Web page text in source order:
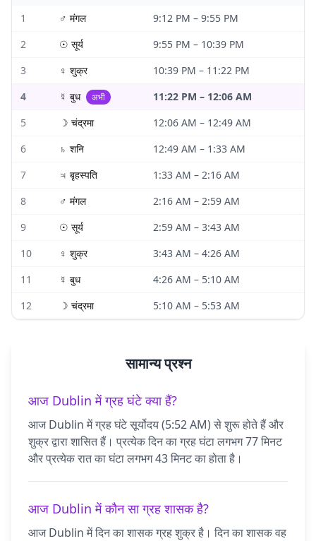
1 ♂ मंगल 9:12 PM – 9:55 PM
2
☉ सूर्य 9:55 PM – 10:39 PM
3
♀ शुक्र 10:39 PM – 11:22 PM
4
☿ बुध अभी 11:22 PM – 12:06 AM
5
☽ चंद्रमा 12:06 AM – 12:49 AM
6
♄ शनि 12:49 AM – 1:33 AM
7
♃ बृहस्पति 1:33 AM – 2:16 AM
8
♂ मंगल 2:16 AM – 2:59 AM
9
☉ सूर्य 2:59 AM – 3:43 AM
10
♀ शुक्र 3:43 AM – 4:26 AM
11
☿ बुध 4:26 AM – 5:10 AM
12
☽ चंद्रमा 5:10 AM – 5:53 AM
सामान्य प्रश्न
आज Dublin में ग्रह घंटे क्या हैं?
आज Dublin में ग्रह घंटे सूर्योदय (5:52 AM) से शुरू होते हैं और
शुक्र द्वारा शासित हैं। प्रत्येक दिन का ग्रह घंटा लगभग 77 मिनट
और प्रत्येक रात का घंटा लगभग 43 मिनट का होता है।
आज Dublin में कौन सा ग्रह शासक है?
आज Dublin में दिन का शासक ग्रह शुक्र है। दिन का शासक वह